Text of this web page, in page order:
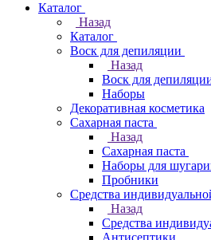
Каталог
Назад
Каталог
Воск для депиляции
Назад
Воск для
Наборы
Декоративная косметика
Сахарная паста
Назад
Сахарная паста
Наборы для
Пробники
Средства
Назад
Средства
Антисептики